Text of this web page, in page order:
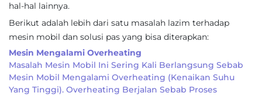
hal-hal lainnya.
Berikut adalah lebih dari satu masalah lazim terhadap
mesin mobil dan solusi pas yang bisa diterapkan:
Mesin Mengalami Overheating
Masalah Mesin Mobil Ini Sering Kali Berlangsung Sebab
Mesin Mobil Mengalami Overheating (kenaikan Suhu
Yang Tinggi). Overheating Berjalan Sebab Proses